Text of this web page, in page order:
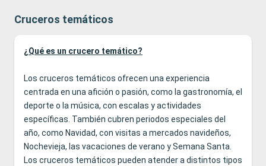
Cruceros temáticos
¿Qué es un crucero temático?
Los cruceros temáticos ofrecen una experiencia
centrada en una afición o pasión, como la gastronomía, el
deporte o la música, con escalas y actividades
específicas. También cubren periodos especiales del
año, como Navidad, con visitas a mercados navideños,
Nochevieja, las vacaciones de verano y Semana Santa.
Los cruceros temáticos pueden atender a distintos tipos